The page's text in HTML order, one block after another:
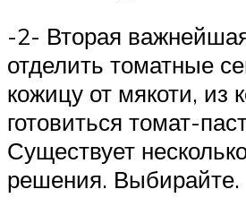
-2- Вторая
отделить томатные
кожицу от мякоти, из
готовиться томат-
Существует
решения. Выбирайте.